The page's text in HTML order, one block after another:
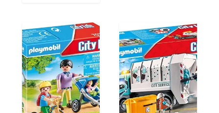
a
:
3
5
,
5
1
,
8
5
€
.